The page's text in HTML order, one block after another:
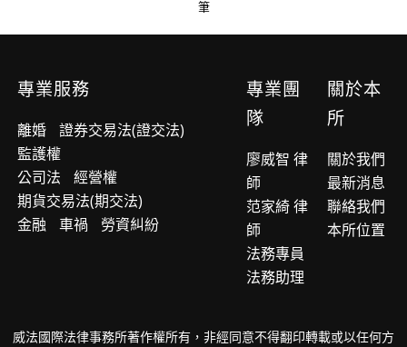
筆
專業服務
離婚
證券交易法(證交法)
監護權
公司法
經營權
期貨交易法(期交法)
金融
車禍 勞資糾紛
專業團
隊
廖威智 律
師
范家綺 律
師
法務專員
法務助理
關於本
所
關於我們
最新消息
聯絡我們
本所位置
威法國際法律事務所著作權所有，非經同意不得翻印轉載或以任何方